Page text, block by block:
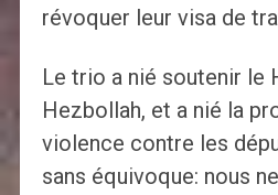
révoquer leur visa de
Le trio a nié soutenir le
Hezbollah, et a nié la
violence contre les
sans équivoque: nous